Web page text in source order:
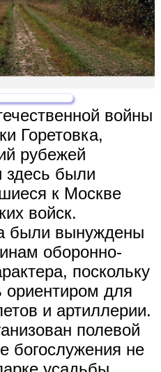
войны
Горетовка,
рубежей
были
к Москве
войск.
были вынуждены
оборонно-
поскольку
ориентиром для
и артиллерии.
полевой
богослужения не